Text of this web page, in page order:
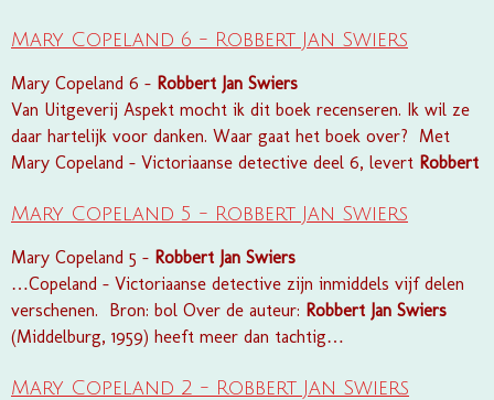
Mary Copeland 6 - Robbert Jan Swiers
Mary Copeland 6 - Robbert Jan Swiers
Van Uitgeverij Aspekt mocht ik dit boek recenseren. Ik wil ze
daar hartelijk voor danken. Waar gaat het boek over? Met
Mary Copeland - Victoriaanse detective deel 6, levert Robbert
Mary Copeland 5 - Robbert Jan Swiers
Mary Copeland 5 - Robbert Jan Swiers
…Copeland - Victori­aanse detective zijn inmiddels vijf delen
verschenen. Bron: bol Over de auteur: Robbert Jan Swiers
(Middelburg, 1959) heeft meer dan tachtig…
Mary Copeland 2 - Robbert Jan Swiers